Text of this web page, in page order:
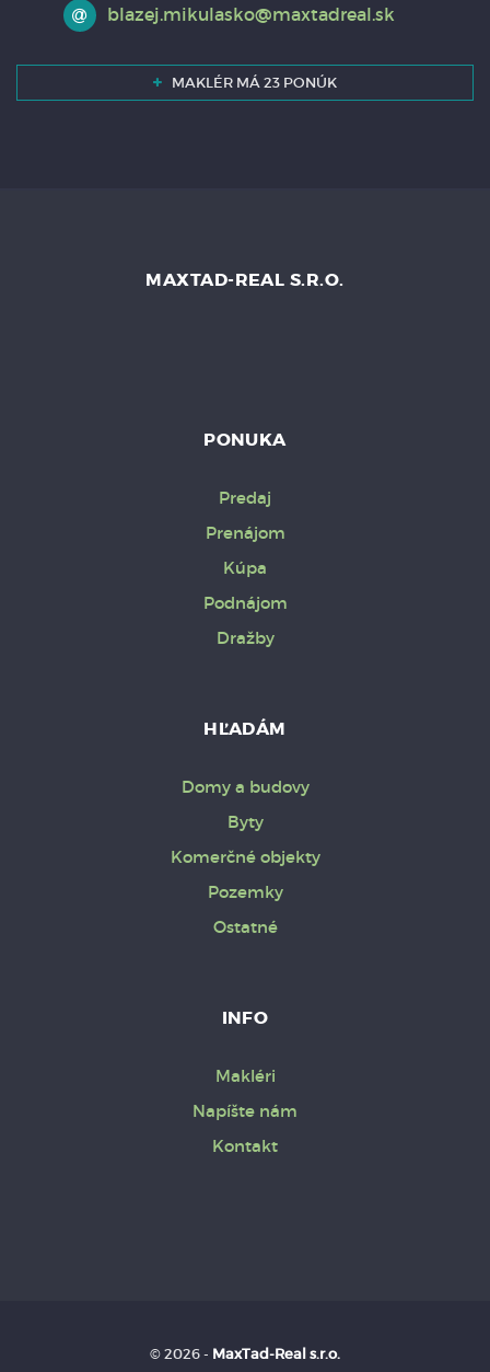
blazej.mikulasko@maxtadreal.sk
MAKLÉR MÁ 23 PONÚK
MAXTAD-REAL S.R.O.
PONUKA
Predaj
Prenájom
Kúpa
Podnájom
Dražby
HĽADÁM
Domy a budovy
Byty
Komerčné objekty
Pozemky
Ostatné
INFO
Makléri
Napíšte nám
Kontakt
© 2026 - MaxTad-Real s.r.o.